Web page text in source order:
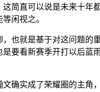
这简直可以说是未来十年
闲视之。
，也就是基于对这问题的
是要看新赛季开打以后蓝
文确实成了荣耀圈的主角